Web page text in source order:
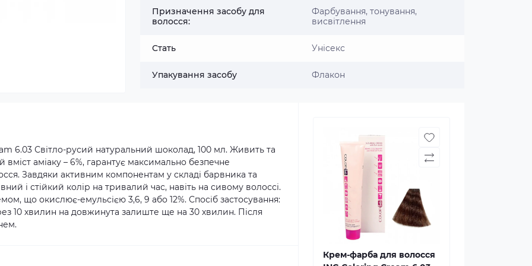
Призначення засобу для
волосся:
Фарбування, тонування,
висвітлення
Стать Унісекс
Упакування засобу Флакон
6.03 Світло-русий натуральний шоколад, 100 мл. Живить та
аміаку – 6%, гарантує максимально безпечне
Завдяки активним компонентам у складі барвника та
і стійкий колір на тривалий час, навіть на сивому волоссі.
що окислює-емульсією 3,6, 9 або 12%. Спосіб застосування:
10 хвилин на довжинута залиште ще на 30 хвилин. Після
Крем-фарба для волосся